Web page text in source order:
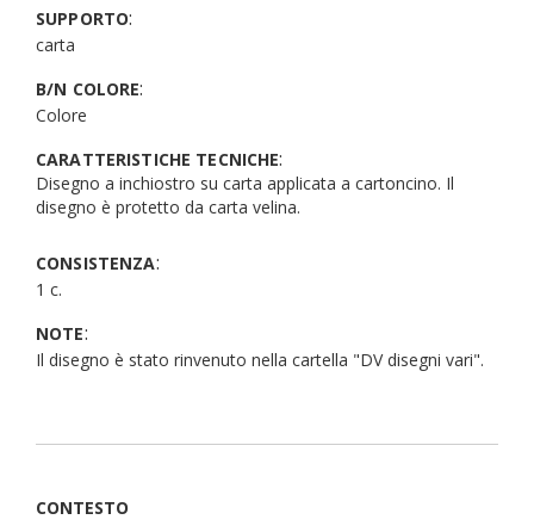
SUPPORTO:
carta
B/N COLORE:
Colore
CARATTERISTICHE TECNICHE:
Disegno a inchiostro su carta applicata a cartoncino. Il
disegno è protetto da carta velina.
CONSISTENZA:
1 c.
NOTE:
Il disegno è stato rinvenuto nella cartella "DV disegni vari".
CONTESTO